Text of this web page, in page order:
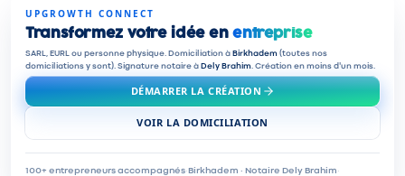
UPGROWTH CONNECT
Transformez votre idée en entreprise
SARL, EURL ou personne physique. Domiciliation à Birkhadem (toutes nos
domiciliations y sont). Signature notaire à Dely Brahim. Création en moins d'un mois.
DÉMARRER LA CRÉATION
VOIR LA DOMICILIATION
100+ entrepreneurs accompagnés· Birkhadem · Notaire Dely Brahim ·